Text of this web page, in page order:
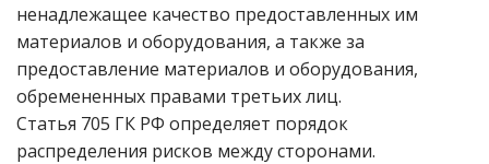
ненадлежащее качество предоставленных им
материалов и оборудования, а также за
предоставление материалов и оборудования,
обремененных правами третьих лиц.
Статья 705 ГК РФ определяет порядок
распределения рисков между сторонами.